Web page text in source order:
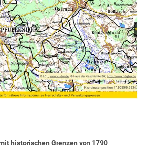
historischen Grenzen von 1790